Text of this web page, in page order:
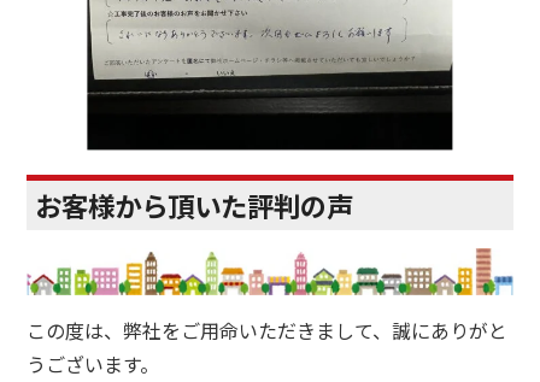
お客様から頂いた評判の声
この度は、弊社をご用命いただきまして、誠にありがと
うございます。